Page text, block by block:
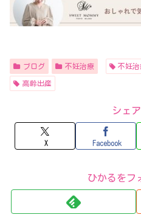
ブログ 不妊治療 不妊治
高齢出産
シェ
X Facebook
ひかるをフ